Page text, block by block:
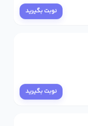
نوبت بگیرید
نوبت بگیرید